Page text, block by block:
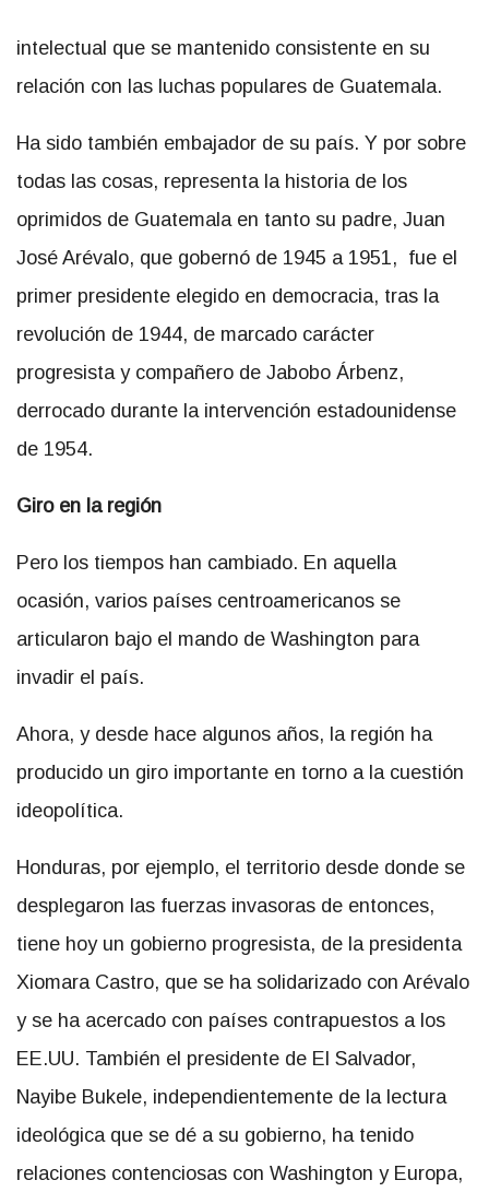
intelectual que se mantenido consistente en su
relación con las luchas populares de Guatemala.
Ha sido también embajador de su país. Y por sobre
todas las cosas, representa la historia de los
oprimidos de Guatemala en tanto su padre, Juan
José Arévalo, que gobernó de 1945 a 1951, fue el
primer presidente elegido en democracia, tras la
revolución de 1944, de marcado carácter
progresista y compañero de Jabobo Árbenz,
derrocado durante la intervención estadounidense
de 1954.
Giro en la región
Pero los tiempos han cambiado. En aquella
ocasión, varios países centroamericanos se
articularon bajo el mando de Washington para
invadir el país.
Ahora, y desde hace algunos años, la región ha
producido un giro importante en torno a la cuestión
ideopolítica.
Honduras, por ejemplo, el territorio desde donde se
desplegaron las fuerzas invasoras de entonces,
tiene hoy un gobierno progresista, de la presidenta
Xiomara Castro, que se ha solidarizado con Arévalo
y se ha acercado con países contrapuestos a los
EE.UU. También el presidente de El Salvador,
Nayibe Bukele, independientemente de la lectura
ideológica que se dé a su gobierno, ha tenido
relaciones contenciosas con Washington y Europa,